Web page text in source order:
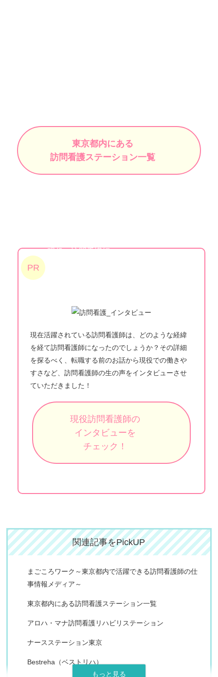
東京都内にある
訪問看護ステーション一覧
PR
現役の訪問看護師に
現在活躍されている訪問看護師は、どのような経緯
を経て訪問看護師になったのでしょうか？その詳細
を探るべく、転職する前のお話から現役での働きや
すさなど、訪問看護師の生の声をインタビューさせ
ていただきました！
現役訪問看護師の
インタビューを
チェック！
関連記事をPickUP
まごころワーク～東京都内で活躍できる訪問看護師の仕
事情報メディア～
東京都内にある訪問看護ステーション一覧
アロハ・マナ訪問看護リハビリステーション
ナースステーション東京
Bestreha（ベストリハ）